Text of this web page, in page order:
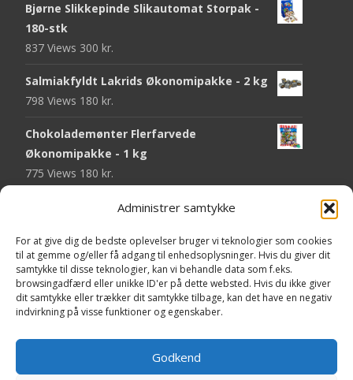
Administrer samtykke
For at give dig de bedste oplevelser bruger vi teknologier som cookies
til at gemme og/eller få adgang til enhedsoplysninger. Hvis du giver dit
samtykke til disse teknologier, kan vi behandle data som f.eks.
browsingadfærd eller unikke ID'er på dette websted. Hvis du ikke giver
dit samtykke eller trækker dit samtykke tilbage, kan det have en negativ
indvirkning på visse funktioner og egenskaber.
Godkend
Bjørne Slikkepinde Slikautomat Storpak -
180-stk
837 Views 300 kr.
Salmiakfyldt Lakrids Økonomipakke - 2 kg
798 Views 180 kr.
Chokolademønter Flerfarvede
Økonomipakke - 1 kg
775 Views 180 kr.
Malaco Stjerner Lakrids - 92 gram
Pringles Hot & Spicy - 165 gram
751 Views40kr.
Fini Krudttønder Tyggegummi